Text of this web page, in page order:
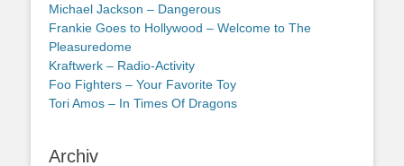
Michael Jackson – Dangerous
Frankie Goes to Hollywood – Welcome to The
Pleasuredome
Kraftwerk – Radio-Activity
Foo Fighters – Your Favorite Toy
Tori Amos – In Times Of Dragons
Archiv